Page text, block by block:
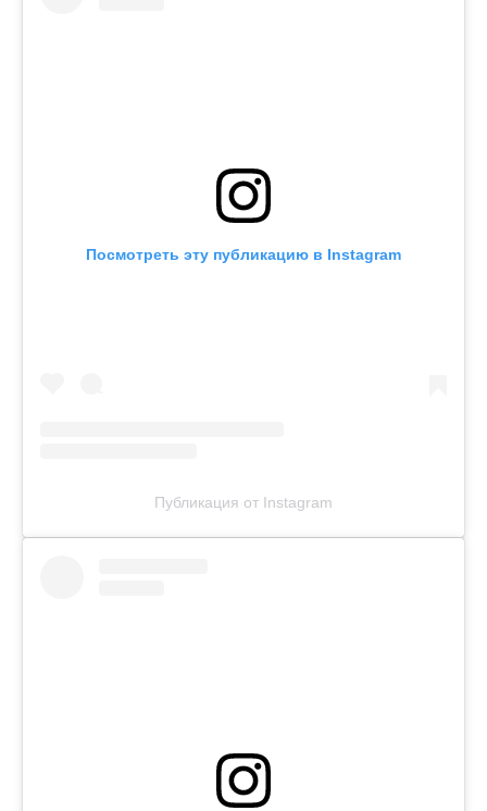
Посмотреть эту публикацию в Instagram
Публикация от Instagram